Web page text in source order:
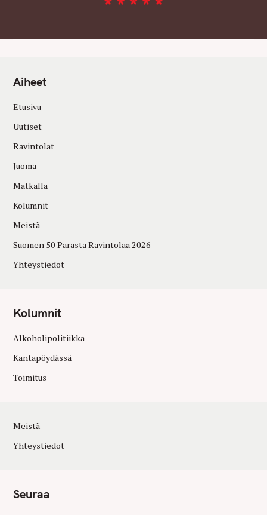
Aiheet
Etusivu
Uutiset
Ravintolat
Juoma
Matkalla
Kolumnit
Meistä
Suomen 50 Parasta Ravintolaa 2026
Yhteystiedot
Kolumnit
Alkoholipolitiikka
Kantapöydässä
Toimitus
Meistä
Yhteystiedot
Seuraa